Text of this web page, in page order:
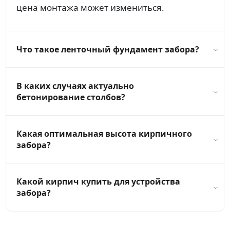
цена монтажа может измениться.
Что такое ленточный фундамент забора?
В каких случаях актуально
бетонирование столбов?
Какая оптимальная высота кирпичного
забора?
Какой кирпич купить для устройства
забора?